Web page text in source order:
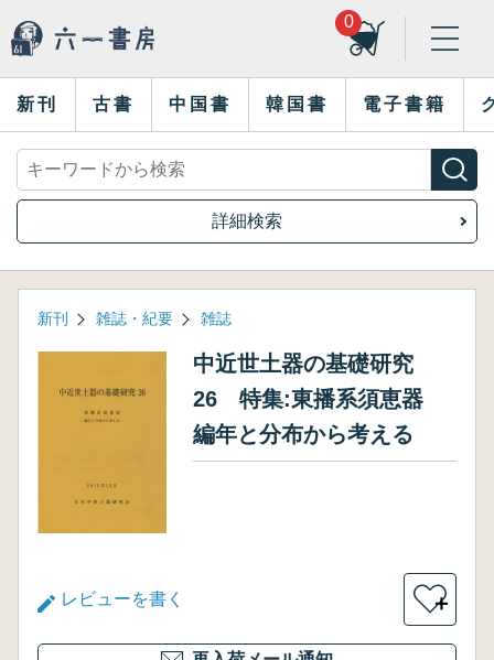
0
新刊 古書 中国書 韓国書 電子書籍
詳細検索
新刊 雑誌・紀要 雑誌
中近世土器の基礎研究
26 特集:東播系須恵器
編年と分布から考える
レビューを書く ＋